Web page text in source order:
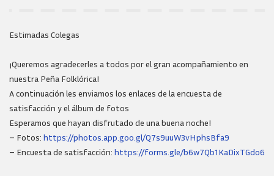
Estimadas Colegas
¡Queremos agradecerles a todos por el gran acompañamiento en
nuestra Peña Folklórica!
A continuación les enviamos los enlaces de la encuesta de
satisfacción y el álbum de fotos
Esperamos que hayan disfrutado de una buena noche!
– Fotos: https://photos.app.goo.gl/Q7s9uuW3vHphsBfa9
– Encuesta de satisfacción: https://forms.gle/b6w7Qb1KaDixTGdo6